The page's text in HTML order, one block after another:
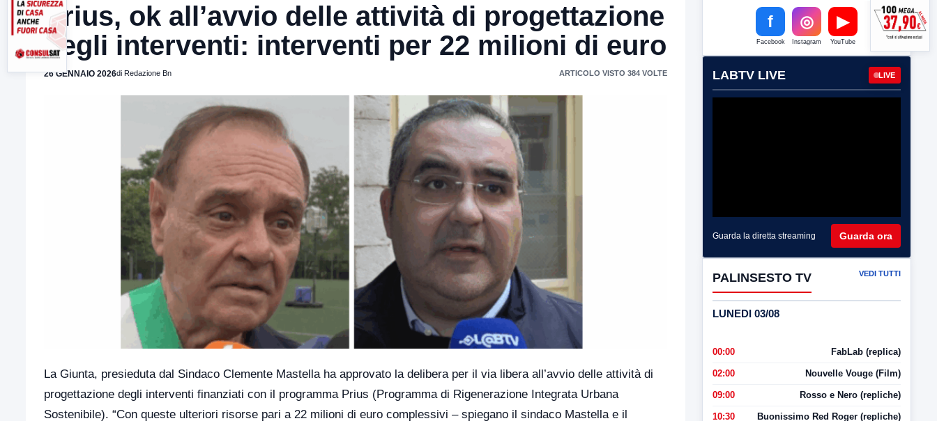
Prius, ok all’avvio delle attività di progettazione
degli interventi: interventi per 22 milioni di euro
26 GENNAIO 2026di Redazione Bn ARTICOLO VISTO 384 VOLTE
La Giunta, presieduta dal Sindaco Clemente Mastella ha approvato la delibera per il via libera all’avvio delle attività di
progettazione degli interventi finanziati con il programma Prius (Programma di Rigenerazione Integrata Urbana
Sostenibile). “Con queste ulteriori risorse pari a 22 milioni di euro complessivi – spiegano il sindaco Mastella e il
f
Facebook
◎
Instagram
▶
YouTube
LABTV LIVE LIVE
Guarda la diretta streaming Guarda ora
PALINSESTO TV VEDI TUTTI
LUNEDI 03/08
00:00 FabLab (replica)
02:00 Nouvelle Vouge (Film)
09:00 Rosso e Nero (repliche)
10:30 Buonissimo Red Roger (repliche)